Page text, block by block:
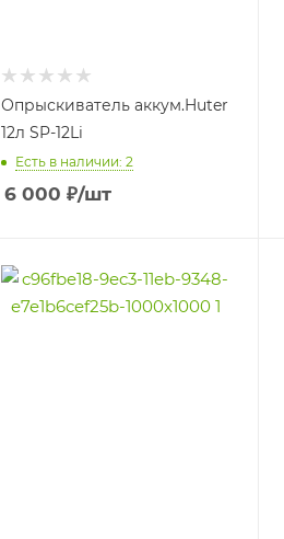
Опрыскиватель аккум.Huter
12л SP-12Li
Есть в наличии: 2
6 000 ₽/шт